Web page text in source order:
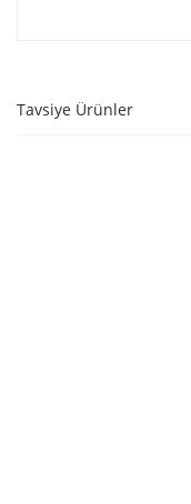
Tavsiye Ürünler